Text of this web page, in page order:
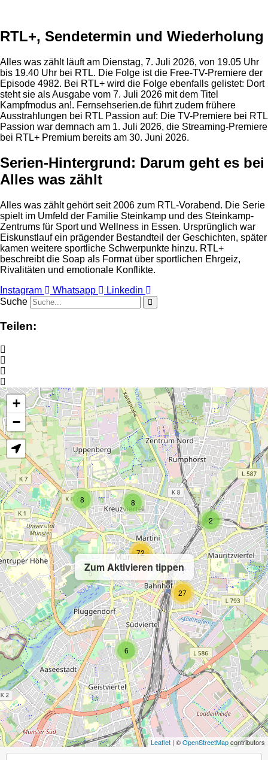
RTL+, Sendetermin und Wiederholung
Alles was zählt läuft am Dienstag, 7. Juli 2026, von 19.05 Uhr
bis 19.40 Uhr bei RTL. Die Folge ist die Free-TV-Premiere der
Episode 4982. Bei RTL+ wird die Folge ebenfalls gelistet: Dort
steht sie als Ausgabe vom 7. Juli 2026 mit dem Titel
Kampfmodus an!. Fernsehserien.de führt zudem frühere
Ausstrahlungen bei RTL Passion auf: Die TV-Premiere bei RTL
Passion war demnach am 1. Juli 2026, die Streaming-Premiere
bei RTL+ Premium bereits am 30. Juni 2026.
Serien-Hintergrund: Darum geht es bei
Alles was zählt
Alles was zählt gehört seit 2006 zum RTL-Vorabend. Die Serie
spielt im Umfeld der Familie Steinkamp und des Steinkamp-
Zentrums für Sport und Wellness in Essen. Ursprünglich war
Eiskunstlauf ein prägender Bestandteil der Geschichten, später
kamen weitere sportliche Schwerpunkte hinzu. RTL+
beschreibt die Soap als Format über sportlichen Ehrgeiz,
Rivalitäten und emotionale Konflikte.
Instagram
Whatsapp
Linkedin
Suche
Teilen:
Zum Aktivieren tippen
2
8
6
8
27
5
72
+
−
Leaflet | ©OpenStreetMapcontributors